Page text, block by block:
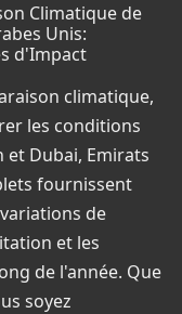
Climatique de
Unis:
d'Impact
climatique,
les conditions
et Dubai, Emirats
fournissent
de
et les
de l'année. Que
soyez